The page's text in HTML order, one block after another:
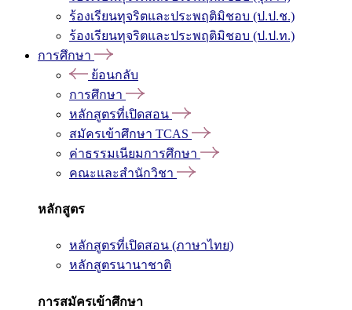
ร้องเรียนทุจริตและประพฤติมิชอบ (ป.ป.ช.)
ร้องเรียนทุจริตและประพฤติมิชอบ (ป.ป.ท.)
การศึกษา
ย้อนกลับ
การศึกษา
หลักสูตรที่เปิดสอน
สมัครเข้าศึกษา TCAS
ค่าธรรมเนียมการศึกษา
คณะและสำนักวิชา
หลักสูตร
หลักสูตรที่เปิดสอน (ภาษาไทย)
หลักสูตรนานาชาติ
การสมัครเข้าศึกษา